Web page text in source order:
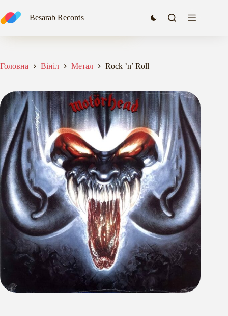
до
вмісту
Rock ’n’ Roll
2292,76₴
Додати в кошик
Besarab Records
Головна Вініл Метал Rock ’n’ Roll